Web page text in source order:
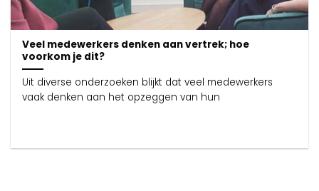
Veel medewerkers denken aan vertrek; hoe
voorkom je dit?
Uit diverse onderzoeken blijkt dat veel medewerkers
vaak denken aan het opzeggen van hun